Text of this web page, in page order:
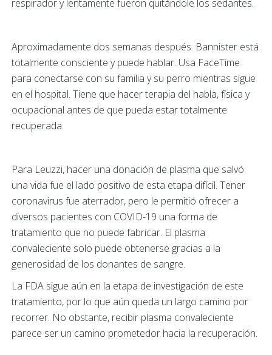
respirador y lentamente fueron quitándole los sedantes.
Aproximadamente dos semanas después. Bannister está
totalmente consciente y puede hablar. Usa FaceTime
para conectarse con su familia y su perro mientras sigue
en el hospital. Tiene que hacer terapia del habla, física y
ocupacional antes de que pueda estar totalmente
recuperada.
Para Leuzzi, hacer una donación de plasma que salvó
una vida fue el lado positivo de esta etapa difícil. Tener
coronavirus fue aterrador, pero le permitió ofrecer a
diversos pacientes con COVID-19 una forma de
tratamiento que no puede fabricar. El plasma
convaleciente solo puede obtenerse gracias a la
generosidad de los donantes de sangre.
La FDA sigue aún en la etapa de investigación de este
tratamiento, por lo que aún queda un largo camino por
recorrer. No obstante, recibir plasma convaleciente
parece ser un camino prometedor hacia la recuperación.